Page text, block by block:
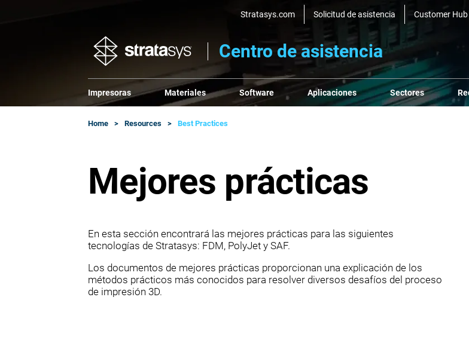
Stratasys.com Solicitud de asistencia Customer Hub
Centro de asistencia
Impresoras Materiales Software Aplicaciones Sectores
Home Resources Best Practices
Mejores prácticas
En esta sección encontrará las mejores prácticas para las siguientes
tecnologías de Stratasys: FDM, PolyJet y SAF.
Los documentos de mejores prácticas proporcionan una explicación de los
métodos prácticos más conocidos para resolver diversos desafíos del proceso
de impresión 3D.